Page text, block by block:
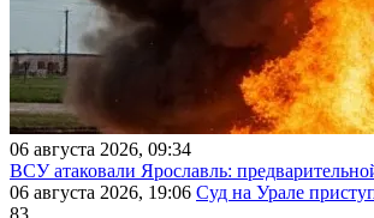
06 августа 2026, 09:34
ВСУ атаковали Ярославль:
06 августа 2026, 19:06 Суд на Урале
83